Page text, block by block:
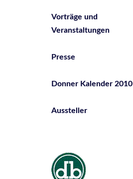
Vorträge und
Veranstaltungen
Presse
Donner Kalender 2010
Aussteller